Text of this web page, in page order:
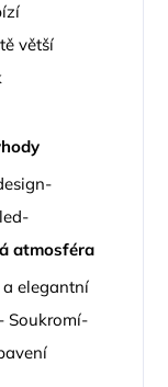
větší
atmosféra
elegantní
Soukromí-